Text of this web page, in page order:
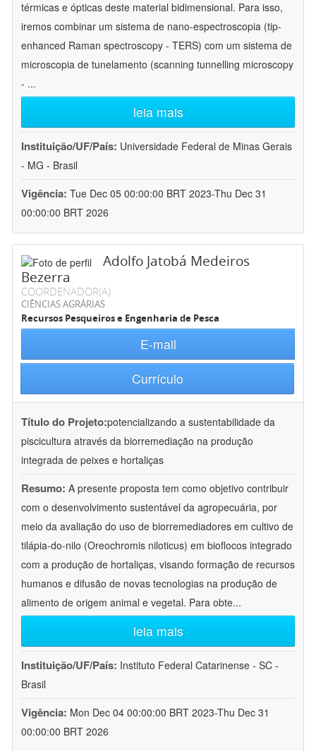
térmicas e ópticas deste material bidimensional. Para isso,
iremos combinar um sistema de nano-espectroscopia (tip-
enhanced Raman spectroscopy - TERS) com um sistema de
microscopia de tunelamento (scanning tunnelling microscopy
- ...
leia mais
Instituição/UF/País: Universidade Federal de Minas Gerais
- MG - Brasil
Vigência: Tue Dec 05 00:00:00 BRT 2023-Thu Dec 31
00:00:00 BRT 2026
Adolfo Jatobá Medeiros
Bezerra
COORDENADOR(A)
CIÊNCIAS AGRÁRIAS
Recursos Pesqueiros e Engenharia de Pesca
E-mail
Currículo
Título do Projeto:potencializando a sustentabilidade da
piscicultura através da biorremediação na produção
integrada de peixes e hortaliças
Resumo: A presente proposta tem como objetivo contribuir
com o desenvolvimento sustentável da agropecuária, por
meio da avaliação do uso de biorremediadores em cultivo de
tilápia-do-nilo (Oreochromis niloticus) em bioflocos integrado
com a produção de hortaliças, visando formação de recursos
humanos e difusão de novas tecnologias na produção de
alimento de origem animal e vegetal. Para obte...
leia mais
Instituição/UF/País: Instituto Federal Catarinense - SC -
Brasil
Vigência: Mon Dec 04 00:00:00 BRT 2023-Thu Dec 31
00:00:00 BRT 2026